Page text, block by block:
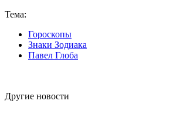
Тема:
Гороскопы
Знаки Зодиака
Павел Глоба
Другие новости